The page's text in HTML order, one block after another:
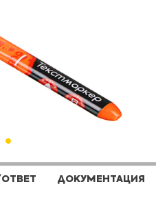
ДОКУМЕНТАЦИЯ